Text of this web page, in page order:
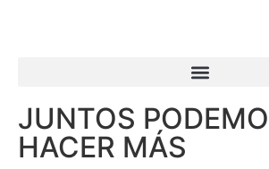
JUNTOS
HACER MÁS